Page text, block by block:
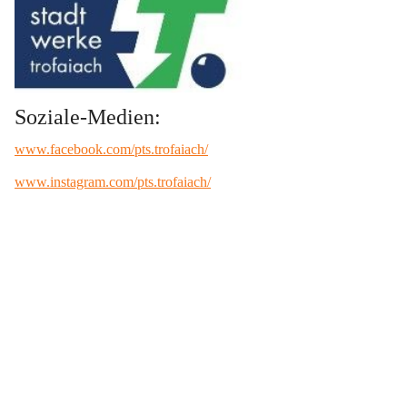
Soziale-Medien:
www.facebook.com/pts.trofaiach/
www.instagram.com/pts.trofaiach/